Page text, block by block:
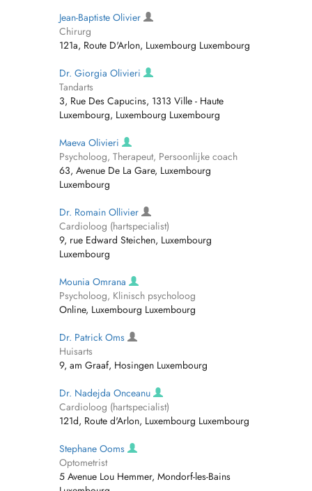
Jean-Baptiste Olivier
Chirurg
121a, Route D'Arlon, Luxembourg Luxembourg
Dr. Giorgia Olivieri
Tandarts
3, Rue Des Capucins, 1313 Ville - Haute
Luxembourg, Luxembourg Luxembourg
Maeva Olivieri
Psycholoog, Therapeut, Persoonlijke coach
63, Avenue De La Gare, Luxembourg
Luxembourg
Dr. Romain Ollivier
Cardioloog (hartspecialist)
9, rue Edward Steichen, Luxembourg
Luxembourg
Mounia Omrana
Psycholoog, Klinisch psycholoog
Online, Luxembourg Luxembourg
Dr. Patrick Oms
Huisarts
9, am Graaf, Hosingen Luxembourg
Dr. Nadejda Onceanu
Cardioloog (hartspecialist)
121d, Route d'Arlon, Luxembourg Luxembourg
Stephane Ooms
Optometrist
5 Avenue Lou Hemmer, Mondorf-les-Bains